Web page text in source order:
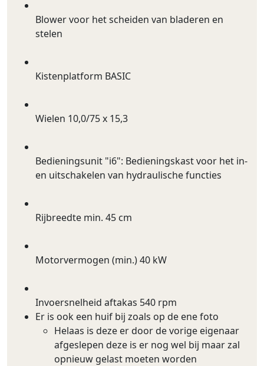
Blower voor het scheiden van bladeren en
stelen
Kistenplatform BASIC
Wielen 10,0/75 x 15,3
Bedieningsunit "i6": Bedieningskast voor het in-
en uitschakelen van hydraulische functies
Rijbreedte min. 45 cm
Motorvermogen (min.) 40 kW
Invoersnelheid aftakas 540 rpm
Er is ook een huif bij zoals op de ene foto
Helaas is deze er door de vorige eigenaar
afgeslepen deze is er nog wel bij maar zal
opnieuw gelast moeten worden